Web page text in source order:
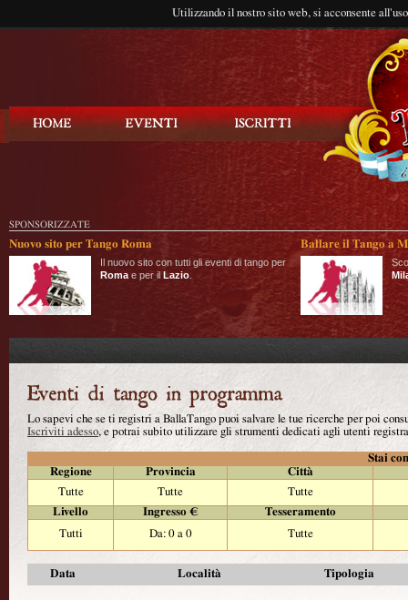
Utilizzando il nostro sito web, si acconsente
SPONSORIZZATE
Nuovo sito per Tango Roma
Il nuovo sito con tutti gli eventi di tango per
Roma e per il Lazio
Ballare il Tango a
Lo sapevi che se ti registri a BallaTango puoi salvare le tue ricerche per poi
Iscriviti adesso, e potrai subito utilizzare gli strumenti dedicati agli utenti
Stai
Regione
Provincia
Città
Tutte
Tutte
Tutte
Livello
Ingresso €
Tesseramento
Tutti
Da: 0 a 0 Tutte
Data Località Tipologia